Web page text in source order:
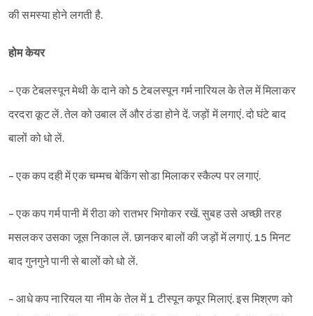
की समस्या होने लगती है.
होम केयर
- एक टेबलस्पून मेथी के दाने को 5 टेबलस्पून गर्म नारियल के तेल में मिलाकर
दरदरा कूट लें. तेल को उबाल लें और ठंडा होने दें. जड़ों में लगाएं. दो घंटे बाद
बालों को धो लें.
- एक कप दही में एक चम्मच बेकिंग सोडा मिलाकर स्कैल्प पर लगाएं.
- एक कप गर्म पानी में रीठा को रातभर भिगोकर रखें. सुबह उसे अच्छी तरह
मसलकर उसका जूस निकाल लें. छानकर बालों की जड़ों में लगाएं. 15 मिनट
बाद गुनगुने पानी से बालों को धो लें.
- आधे कप नारियल या नीम के तेल में 1 टीस्पून कपूर मिलाएं. इस मिश्रण को